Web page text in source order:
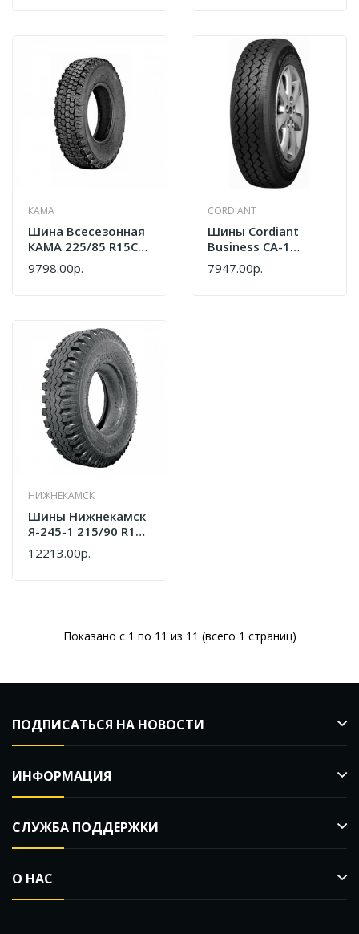
КАМА
Шина Всесезонная
КАМА 225/85 R15C
106P И-502
9798.00р.
CORDIANT
Шины Cordiant
Business CA-1
185/80 R14C
102/100R
7947.00р.
НИЖНЕКАМСК
Шины Нижнекамск
Я-245-1 215/90 R15С
С Камерой
12213.00р.
Показано с 1 по 11 из 11 (всего 1 страниц)
ПОДПИСАТЬСЯ НА НОВОСТИ
ИНФОРМАЦИЯ
СЛУЖБА ПОДДЕРЖКИ
О НАС